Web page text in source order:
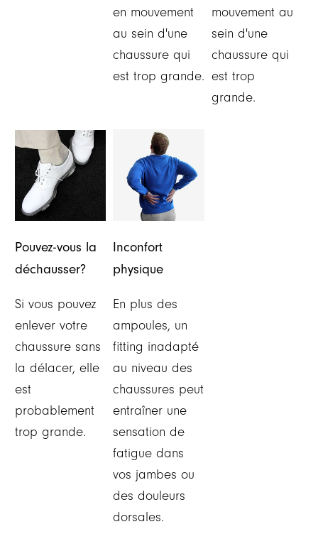
en mouvement
au sein d'une
chaussure qui
est trop grande.
mouvement au
sein d'une
chaussure qui
est trop
grande.
Pouvez-vous la
déchausser?
Si vous pouvez
enlever votre
chaussure sans
la délacer, elle
est
probablement
trop grande.
Inconfort
physique
En plus des
ampoules, un
fitting inadapté
au niveau des
chaussures peut
entraîner une
sensation de
fatigue dans
vos jambes ou
des douleurs
dorsales.